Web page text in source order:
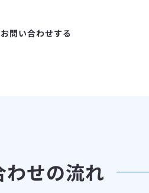
問い合わせする
わせの流れ